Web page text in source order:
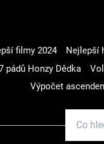
filmy 2024 Nejlepší
pádů Honzy Dědka
Výpočet